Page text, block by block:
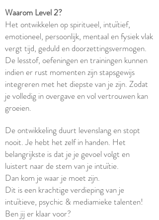
Waarom Level 2?
Het ontwikkelen op spiritueel, intuïtief,
emotioneel, persoonlijk, mentaal en fysiek vlak
vergt tijd, geduld en doorzettingsvermogen.
De lesstof, oefeningen en trainingen kunnen
indien er rust momenten zijn stapsgewijs
integreren met het diepste van je zijn. Zodat
je volledig in overgave en vol vertrouwen kan
groeien.
De ontwikkeling duurt levenslang en stopt
nooit. Je hebt het zelf in handen. Het
belangrijkste is dat je je gevoel volgt en
luistert naar de stem van je intuïtie.
Dan kom je waar je moet zijn.
Dit is een krachtige verdieping van je
intuïtieve, psychic & mediamieke talenten!
Ben jij er klaar voor?